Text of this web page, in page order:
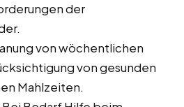
der
von wöchentlichen
von gesunden
Mahlzeiten.